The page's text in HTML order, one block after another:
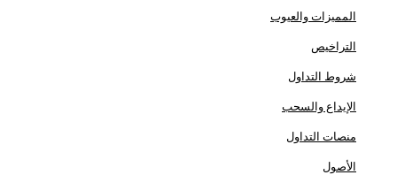
المميزات والعيوب
التراخيص
شروط التداول
الإيداع والسحب
منصات التداول
الأصول